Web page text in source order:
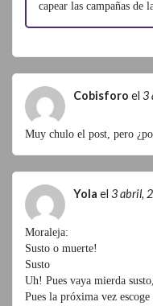
capear las campañas de
Cobisforo el 3
Muy chulo el post, pero
Yola el 3 abril,
Moraleja:
Susto o muerte!
Susto
Uh! Pues vaya mierda susto,
Pues la próxima vez escoge